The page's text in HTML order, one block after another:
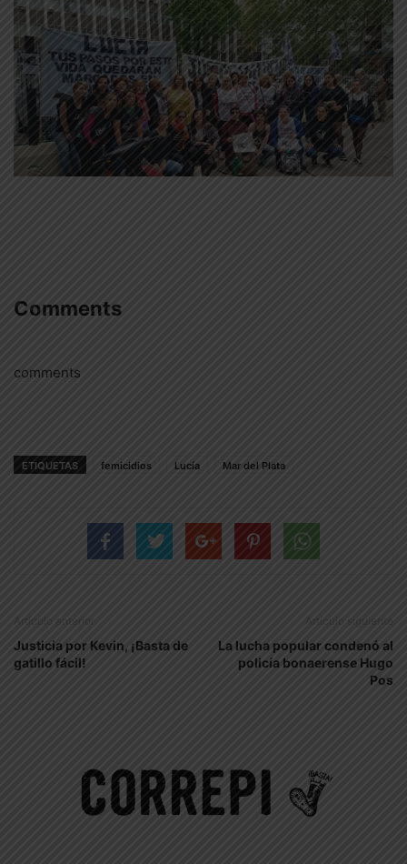
Comments
comments
ETIQUETAS femicidios Lucía Mar del Plata
Artículo anterior
Justicia por Kevin, ¡Basta de
gatillo fácil!
Artículo siguiente
La lucha popular condenó al
policía bonaerense Hugo
Pos